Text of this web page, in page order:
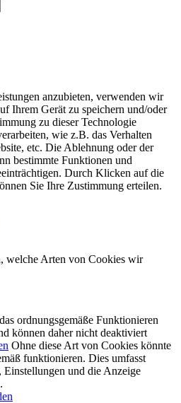
anzubieten, verwenden wir
Ihrem Gerät zu speichern und/oder
zu dieser Technologie
wie z.B. das Verhalten
etc. Die Ablehnung oder der
bestimmte Funktionen und
Durch Klicken auf die
Sie Ihre Zustimmung erteilen.
welche Arten von Cookies wir
ordnungsgemäße Funktionieren
können daher nicht deaktiviert
Ohne diese Art von Cookies könnte
funktionieren. Dies umfasst
und die Anzeige